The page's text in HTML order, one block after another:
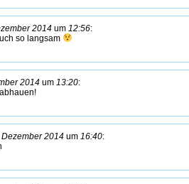
2014 um 12:56:
so langsam
2014 um 13:20:
Dezember 2014 um 16:40: